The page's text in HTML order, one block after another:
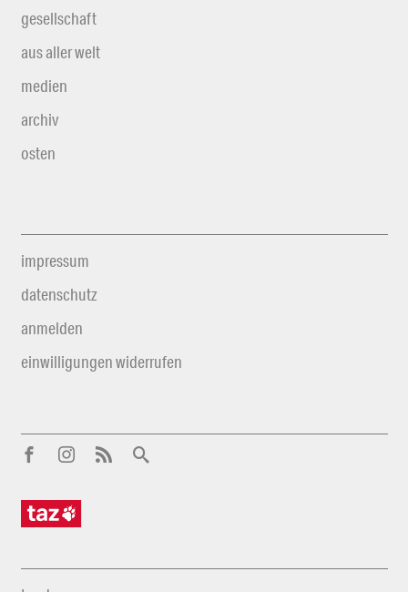
gesellschaft
aus aller welt
medien
archiv
osten
impressum
datenschutz
anmelden
einwilligungen widerrufen